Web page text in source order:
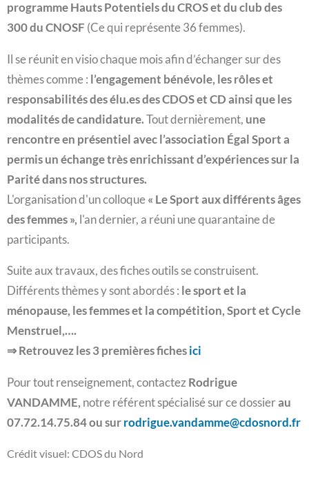
programme Hauts Potentiels du CROS et du club des
300 du CNOSF (Ce qui représente 36 femmes).
Il se réunit en visio chaque mois afin d’échanger sur des
thèmes comme : l’engagement bénévole, les rôles et
responsabilités des élu.es des CDOS et CD ainsi que les
modalités de candidature. Tout dernièrement, une
rencontre en présentiel avec l’association Égal Sport a
permis un échange très enrichissant d’expériences sur la
Parité dans nos structures.
L'organisation d'un colloque « Le Sport aux différents âges
des femmes », l'an dernier, a réuni une quarantaine de
participants.
Suite aux travaux, des fiches outils se construisent.
Différents thèmes y sont abordés : le sport et la
ménopause, les femmes et la compétition, Sport et Cycle
Menstruel,….
⇒ Retrouvez les 3 premières fiches ici
Pour tout renseignement, contactez Rodrigue
VANDAMME, notre référent spécialisé sur ce dossierau
07.72.14.75.84 ou sur rodrigue.vandamme@cdosnord.fr
Crédit visuel: CDOS du Nord